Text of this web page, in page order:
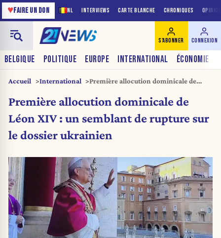
NL INTERVIEWS CARTE BLANCHE CHRONIQUES
♥FAIRE UN DON
BELGIQUE POLITIQUE EUROPE INTERNATIONAL ÉCONOMIE
S'ABONNER CONNEXION
Accueil International
Première allocution dominicale de
le dossier ukrainien
Première allocution dominicale de
Léon XIV : un semblant de rupture sur
le dossier ukrainien